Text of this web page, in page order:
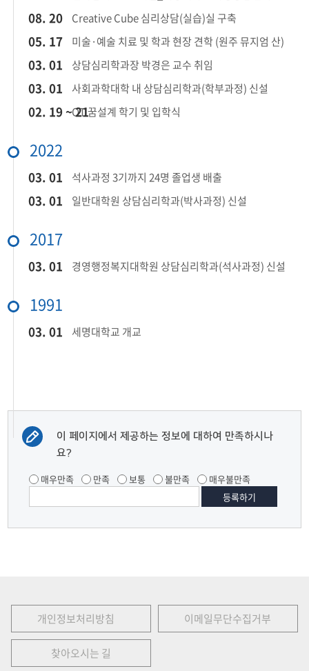
08. 20 Creative Cube 심리상담(실습)실 구축
05. 17 미술·예술 치료 및 학과 현장 견학 (원주 뮤지엄 산)
03. 01 상담심리학과장 박경은 교수 취임
03. 01 사회과학대학 내 상담심리학과(학부과정) 신설
02. 19 ~ 21OT 꿈설계 학기 및 입학식
2022
03. 01 석사과정 3기까지 24명 졸업생 배출
03. 01 일반대학원 상담심리학과(박사과정) 신설
2017
03. 01 경영행정복지대학원 상담심리학과(석사과정) 신설
1991
03. 01 세명대학교 개교
이 페이지에서 제공하는 정보에 대하여 만족하시나
요?
매우만족 만족 보통 불만족 매우불만족
개인정보처리방침 이메일무단수집거부
찾아오시는 길